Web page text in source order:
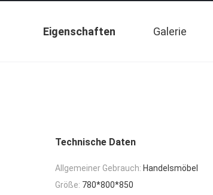
Eigenschaften Galerie
Technische Daten
Allgemeiner Gebrauch: Handelsmöbel
Größe: 780*800*850